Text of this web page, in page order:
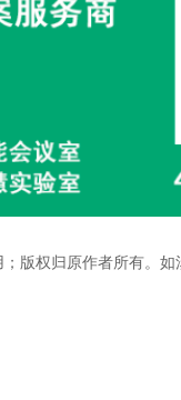
版权归原作者所有。